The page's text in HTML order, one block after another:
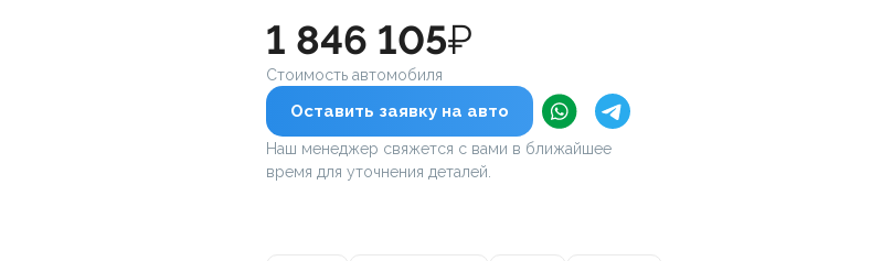
1 846 105₽
Стоимость автомобиля
Оставить заявку на авто
Наш менеджер свяжется с вами в ближайшее
время для уточнения деталей.